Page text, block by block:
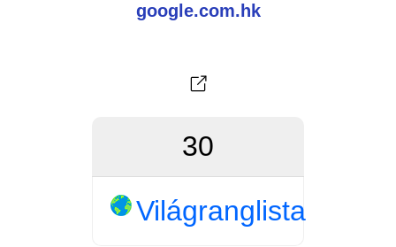
google.com.hk
30
Világranglista